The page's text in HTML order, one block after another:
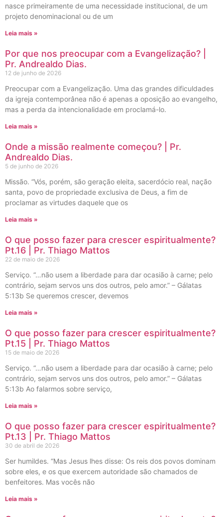
nasce primeiramente de uma necessidade institucional, de um
projeto denominacional ou de um
Leia mais »
Por que nos preocupar com a Evangelização? |
Pr. Andrealdo Dias.
12 de junho de 2026
Preocupar com a Evangelização. Uma das grandes dificuldades
da igreja contemporânea não é apenas a oposição ao evangelho,
mas a perda da intencionalidade em proclamá-lo.
Leia mais »
Onde a missão realmente começou? | Pr.
Andrealdo Dias.
5 de junho de 2026
Missão. “Vós, porém, são geração eleita, sacerdócio real, nação
santa, povo de propriedade exclusiva de Deus, a fim de
proclamar as virtudes daquele que os
Leia mais »
O que posso fazer para crescer espiritualmente?
Pt.16 | Pr. Thiago Mattos
22 de maio de 2026
Serviço. “…não usem a liberdade para dar ocasião à carne; pelo
contrário, sejam servos uns dos outros, pelo amor.” – Gálatas
5:13b Se queremos crescer, devemos
Leia mais »
O que posso fazer para crescer espiritualmente?
Pt.15 | Pr. Thiago Mattos
15 de maio de 2026
Serviço. “…não usem a liberdade para dar ocasião à carne; pelo
contrário, sejam servos uns dos outros, pelo amor.” – Gálatas
5:13b Ao falarmos sobre serviço,
Leia mais »
O que posso fazer para crescer espiritualmente?
Pt.13 | Pr. Thiago Mattos
30 de abril de 2026
Ser humildes. “Mas Jesus lhes disse: Os reis dos povos dominam
sobre eles, e os que exercem autoridade são chamados de
benfeitores. Mas vocês não
Leia mais »